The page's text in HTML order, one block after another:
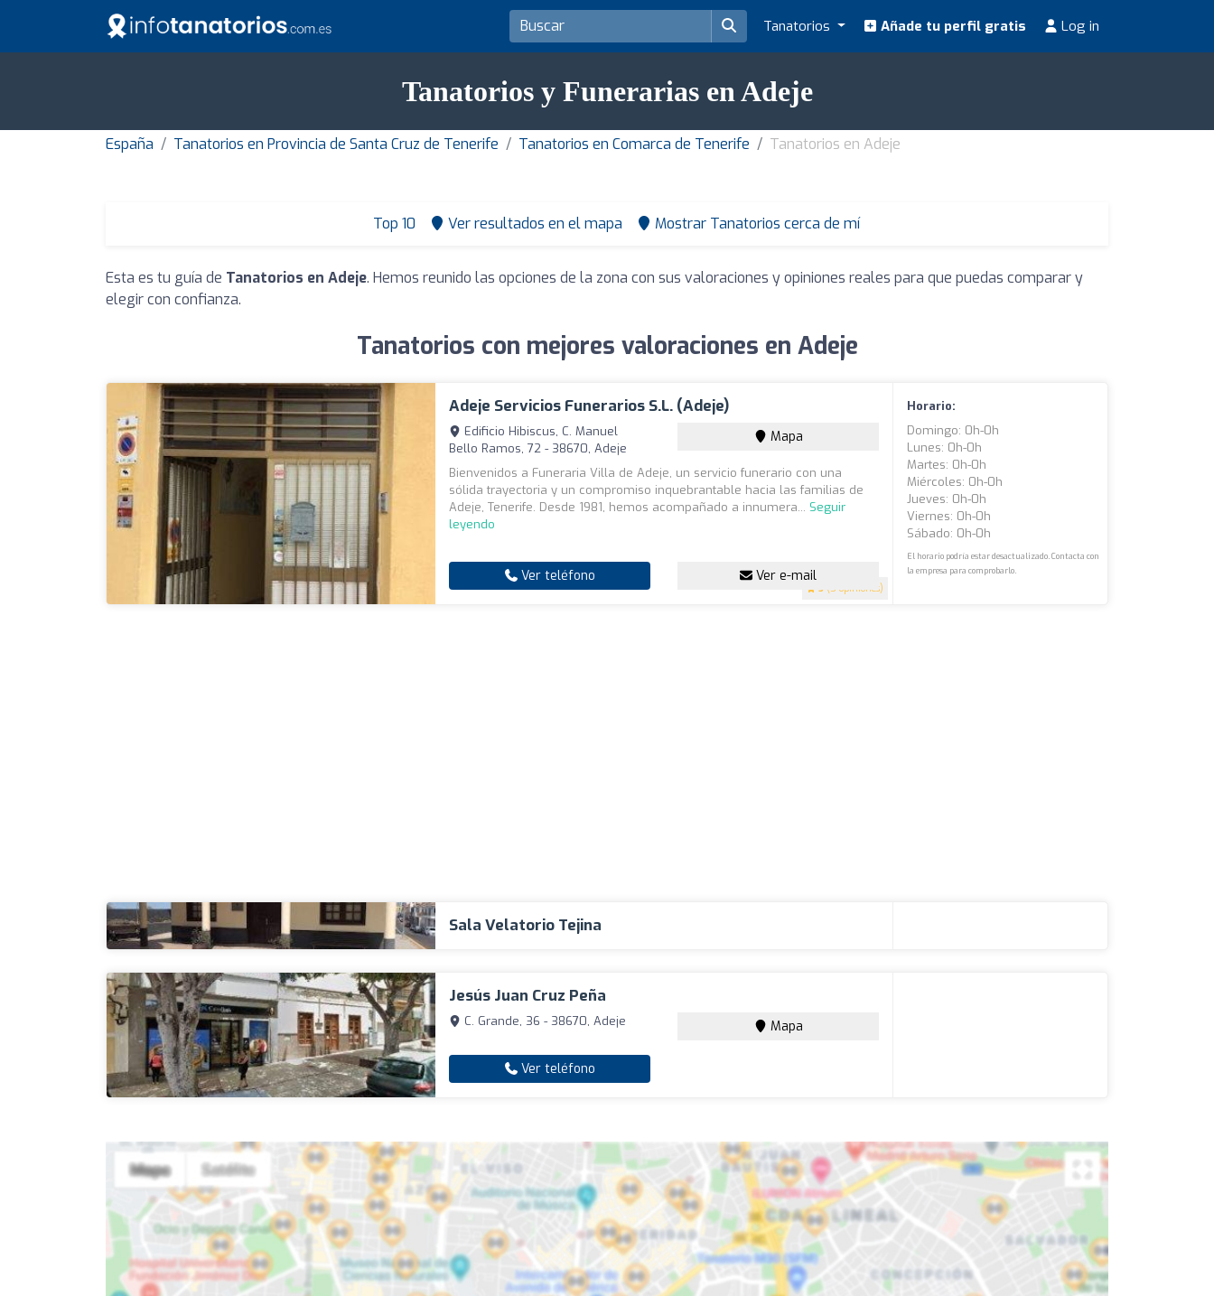
Tanatorios Añade tu perfil gratis Log in
Tanatorios y Funerarias en Adeje
España Tanatorios en Provincia de Santa Cruz de Tenerife Tanatorios en Comarca de Tenerife Tanatorios en Adeje
Top 10 Ver resultados en el mapa Mostrar Tanatorios cerca de mí
Esta es tu guía de Tanatorios en Adeje. Hemos reunido las opciones de la zona con sus valoraciones y opiniones reales para que puedas comparar y
elegir con confianza.
Tanatorios con mejores valoraciones en Adeje
Adeje Servicios Funerarios S.L. (Adeje)
5 (5 opiniones)
Edificio Hibiscus, C. Manuel
Bello Ramos, 72 - 38670, Adeje
Mapa
Bienvenidos a Funeraria Villa de Adeje, un servicio funerario con una
sólida trayectoria y un compromiso inquebrantable hacia las familias de
Adeje, Tenerife. Desde 1981, hemos acompañado a innumera... Seguir
leyendo
Ver teléfono Ver e-mail
Horario:
Domingo: 0h-0h
Lunes: 0h-0h
Martes: 0h-0h
Miércoles: 0h-0h
Jueves: 0h-0h
Viernes: 0h-0h
Sábado: 0h-0h
El horario podría estar desactualizado. Contacta con
la empresa para comprobarlo.
Sala Velatorio Tejina
Jesús Juan Cruz Peña
C. Grande, 36 - 38670, Adeje Mapa
Ver teléfono